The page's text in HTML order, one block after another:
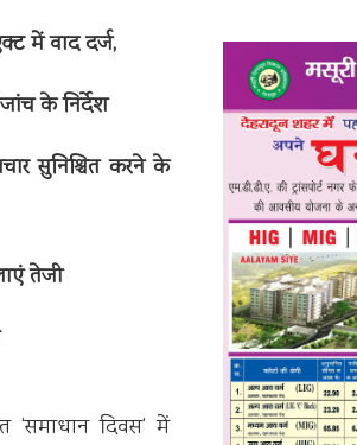
में वाद दर्ज,
के निर्देश
सुनिश्चित करने के
तेजी
दिवस’ में